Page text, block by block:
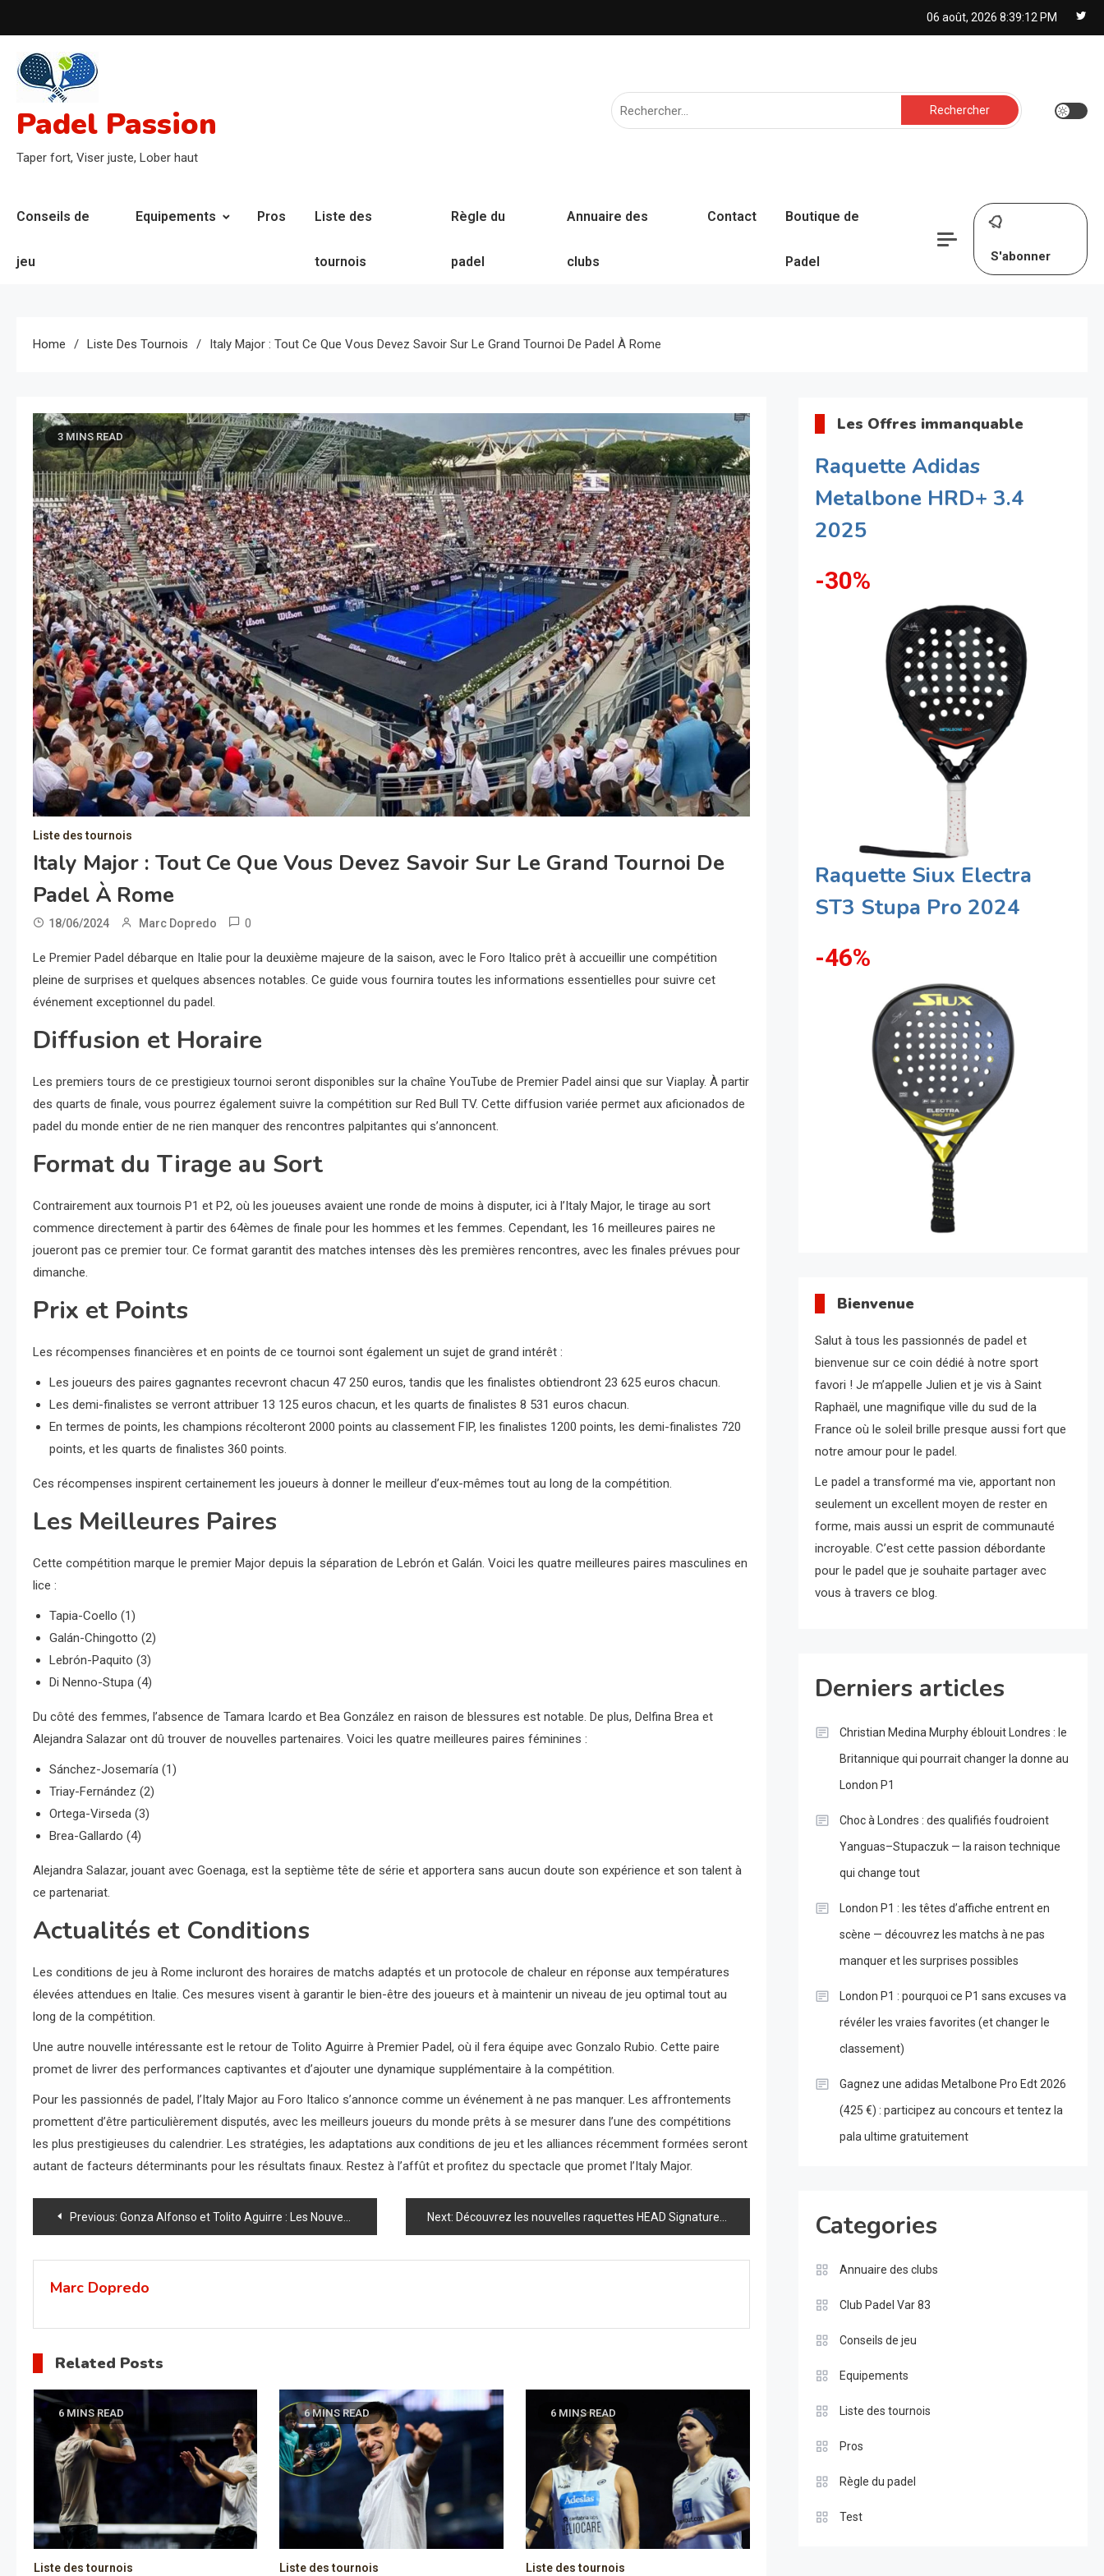
to
content
06 août, 2026 8:39:13 PM
Padel Passion
Taper fort, Viser juste, Lober haut
Rechercher :
Conseils de
jeu
Equipements Pros Liste des
tournois
Règle du
padel
Annuaire des
clubs
Contact Boutique de
Padel S'abonner
Home Liste Des Tournois Italy Major : Tout Ce Que Vous Devez Savoir Sur Le Grand Tournoi De Padel À Rome
3 MINS READ
Liste des tournois
Italy Major : Tout Ce Que Vous Devez Savoir Sur Le Grand Tournoi De
Padel À Rome
18/06/2024 Marc Dopredo 0
Le Premier Padel débarque en Italie pour la deuxième majeure de la saison, avec le Foro Italico prêt à accueillir une compétition
pleine de surprises et quelques absences notables. Ce guide vous fournira toutes les informations essentielles pour suivre cet
événement exceptionnel du padel.
Diffusion et Horaire
Les premiers tours de ce prestigieux tournoi seront disponibles sur la chaîne YouTube de Premier Padel ainsi que sur Viaplay. À partir
des quarts de finale, vous pourrez également suivre la compétition sur Red Bull TV. Cette diffusion variée permet aux aficionados de
padel du monde entier de ne rien manquer des rencontres palpitantes qui s’annoncent.
Format du Tirage au Sort
Contrairement aux tournois P1 et P2, où les joueuses avaient une ronde de moins à disputer, ici à l’Italy Major, le tirage au sort
commence directement à partir des 64èmes de finale pour les hommes et les femmes. Cependant, les 16 meilleures paires ne
joueront pas ce premier tour. Ce format garantit des matches intenses dès les premières rencontres, avec les finales prévues pour
dimanche.
Prix et Points
Les récompenses financières et en points de ce tournoi sont également un sujet de grand intérêt :
Les joueurs des paires gagnantes recevront chacun 47 250 euros, tandis que les finalistes obtiendront 23 625 euros chacun.
Les demi-finalistes se verront attribuer 13 125 euros chacun, et les quarts de finalistes 8 531 euros chacun.
En termes de points, les champions récolteront 2000 points au classement FIP, les finalistes 1200 points, les demi-finalistes 720
points, et les quarts de finalistes 360 points.
Ces récompenses inspirent certainement les joueurs à donner le meilleur d’eux-mêmes tout au long de la compétition.
Les Meilleures Paires
Cette compétition marque le premier Major depuis la séparation de Lebrón et Galán. Voici les quatre meilleures paires masculines en
lice :
Tapia-Coello (1)
Galán-Chingotto (2)
Lebrón-Paquito (3)
Di Nenno-Stupa (4)
Du côté des femmes, l’absence de Tamara Icardo et Bea González en raison de blessures est notable. De plus, Delfina Brea et
Alejandra Salazar ont dû trouver de nouvelles partenaires. Voici les quatre meilleures paires féminines :
Sánchez-Josemaría (1)
Triay-Fernández (2)
Ortega-Virseda (3)
Brea-Gallardo (4)
Alejandra Salazar, jouant avec Goenaga, est la septième tête de série et apportera sans aucun doute son expérience et son talent à
ce partenariat.
Actualités et Conditions
Les conditions de jeu à Rome incluront des horaires de matchs adaptés et un protocole de chaleur en réponse aux températures
élevées attendues en Italie. Ces mesures visent à garantir le bien-être des joueurs et à maintenir un niveau de jeu optimal tout au
long de la compétition.
Une autre nouvelle intéressante est le retour de Tolito Aguirre à Premier Padel, où il fera équipe avec Gonzalo Rubio. Cette paire
promet de livrer des performances captivantes et d’ajouter une dynamique supplémentaire à la compétition.
Pour les passionnés de padel, l’Italy Major au Foro Italico s’annonce comme un événement à ne pas manquer. Les affrontements
promettent d’être particulièrement disputés, avec les meilleurs joueurs du monde prêts à se mesurer dans l’une des compétitions
les plus prestigieuses du calendrier. Les stratégies, les adaptations aux conditions de jeu et les alliances récemment formées seront
autant de facteurs déterminants pour les résultats finaux. Restez à l’affût et profitez du spectacle que promet l’Italy Major.
Navigation
de
l’article
Previous: Gonza Alfonso et Tolito Aguirre : Les Nouveaux Rois du Circuit A1 Next: Découvrez les nouvelles raquettes HEAD Signature : l’élite du padel repousse les limites !
Marc Dopredo
Related Posts
6 MINS READ
Liste des tournois
6 MINS READ
Liste des tournois
6 MINS READ
Liste des tournois
Les Offres immanquable
Raquette Adidas
Metalbone HRD+ 3.4
2025
-30%
Raquette Siux Electra
ST3 Stupa Pro 2024
-46%
Bienvenue
Salut à tous les passionnés de padel et
bienvenue sur ce coin dédié à notre sport
favori ! Je m’appelle Julien et je vis à Saint
Raphaël, une magnifique ville du sud de la
France où le soleil brille presque aussi fort que
notre amour pour le padel.
Le padel a transformé ma vie, apportant non
seulement un excellent moyen de rester en
forme, mais aussi un esprit de communauté
incroyable. C’est cette passion débordante
pour le padel que je souhaite partager avec
vous à travers ce blog.
Derniers articles
Christian Medina Murphy éblouit Londres : le
Britannique qui pourrait changer la donne au
London P1
Choc à Londres : des qualifiés foudroient
Yanguas–Stupaczuk — la raison technique
qui change tout
London P1 : les têtes d’affiche entrent en
scène — découvrez les matchs à ne pas
manquer et les surprises possibles
London P1 : pourquoi ce P1 sans excuses va
révéler les vraies favorites (et changer le
classement)
Gagnez une adidas Metalbone Pro Edt 2026
(425 €) : participez au concours et tentez la
pala ultime gratuitement
Categories
Annuaire des clubs
Club Padel Var 83
Conseils de jeu
Equipements
Liste des tournois
Pros
Règle du padel
Test